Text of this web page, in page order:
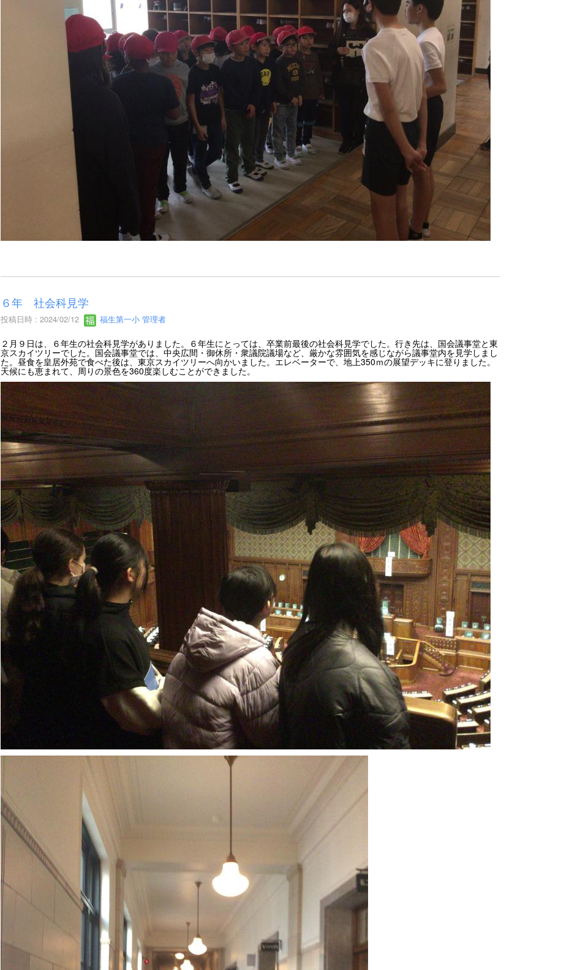
６年 社会科見学
投稿日時 : 2024/02/12 福生第一小 管理者
２月９日は、６年生の社会科見学がありました。６年生にとっては、卒業前最後の社会科見学でした。行き先は、国会議事堂と東
京スカイツリーでした。国会議事堂では、中央広間・御休所・衆議院議場など、厳かな雰囲気を感じながら議事堂内を見学しまし
た。昼食を皇居外苑で食べた後は、東京スカイツリーへ向かいました。エレベーターで、地上350ｍの展望デッキに登りました。
天候にも恵まれて、周りの景色を360度楽しむことができました。